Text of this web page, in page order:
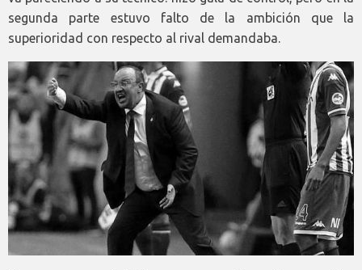
segunda parte estuvo falto de la ambición que la
superioridad con respecto al rival demandaba.